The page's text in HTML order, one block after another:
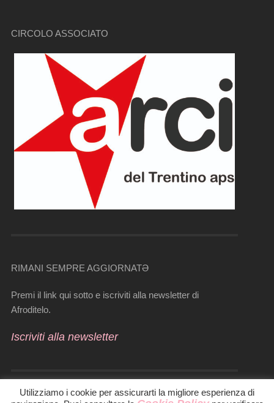
CIRCOLO ASSOCIATO
RIMANI SEMPRE AGGIORNATƏ
Premi il link qui sotto e iscriviti alla newsletter di
Afroditelo.
Iscriviti alla newsletter
Utilizziamo i cookie per assicurarti la migliore esperienza di